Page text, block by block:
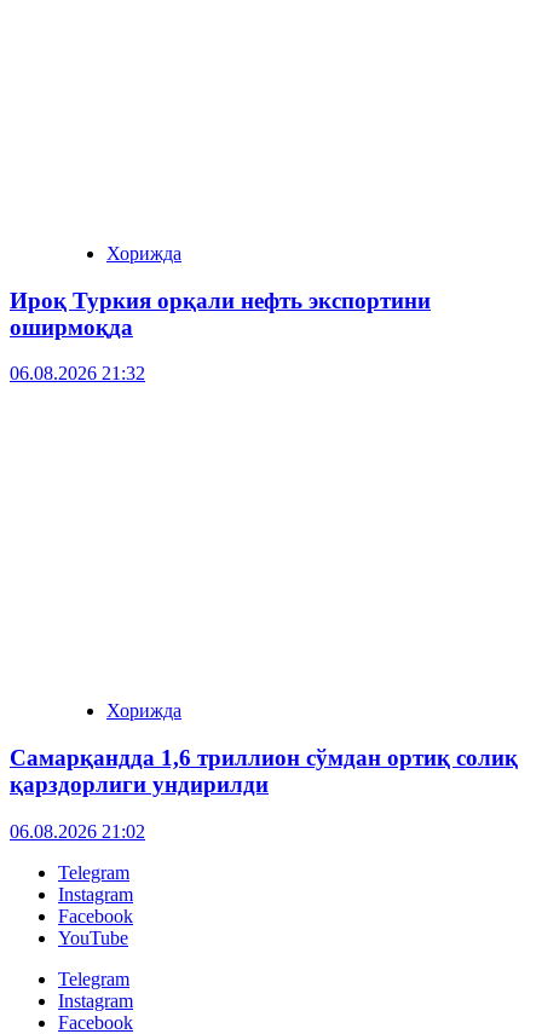
Хорижда
Ироқ Туркия орқали нефть экспортини
оширмоқда
06.08.2026 21:32
Хорижда
Самарқандда 1,6 триллион сўмдан ортиқ солиқ
қарздорлиги ундирилди
06.08.2026 21:02
Telegram
Instagram
Facebook
YouTube
Telegram
Instagram
Facebook